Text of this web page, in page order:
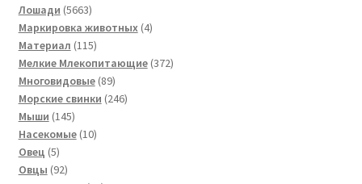
товаров
Лошади 56635663
товара
Маркировка животных 44
Материал 115115
товаров
Мелкие Млекопитающие 372372
Многовидовые 8989
товаров
Морские свинки 246246
Мыши 145145
товаров
Насекомые 1010
Овец 55
товаров
Овцы 9292